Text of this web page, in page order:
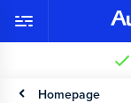
Homepage